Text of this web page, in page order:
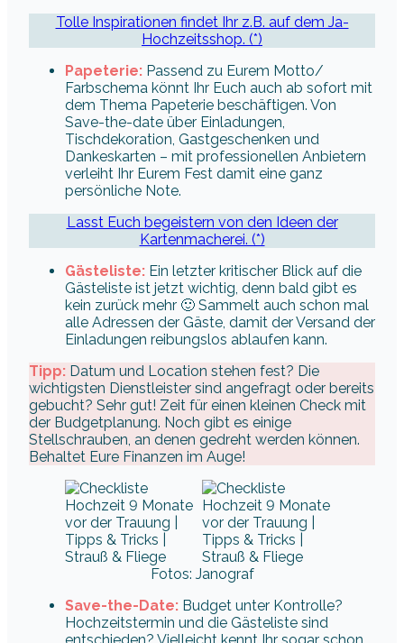
Tolle Inspirationen findet Ihr z.B. auf dem Ja-
Hochzeitsshop. (*)
Papeterie: Passend zu Eurem Motto/
Farbschema könnt Ihr Euch auch ab sofort mit
dem Thema Papeterie beschäftigen. Von
Save-the-date über Einladungen,
Tischdekoration, Gastgeschenken und
Dankeskarten – mit professionellen Anbietern
verleiht Ihr Eurem Fest damit eine ganz
persönliche Note.
Lasst Euch begeistern von den Ideen der
Kartenmacherei. (*)
Gästeliste: Ein letzter kritischer Blick auf die
Gästeliste ist jetzt wichtig, denn bald gibt es
kein zurück mehr 🙂 Sammelt auch schon mal
alle Adressen der Gäste, damit der Versand der
Einladungen reibungslos ablaufen kann.
Tipp: Datum und Location stehen fest? Die
wichtigsten Dienstleister sind angefragt oder bereits
gebucht? Sehr gut! Zeit für einen kleinen Check mit
der Budgetplanung. Noch gibt es einige
Stellschrauben, an denen gedreht werden können.
Behaltet Eure Finanzen im Auge!
Fotos: Janograf
Save-the-Date: Budget unter Kontrolle?
Hochzeitstermin und die Gästeliste sind